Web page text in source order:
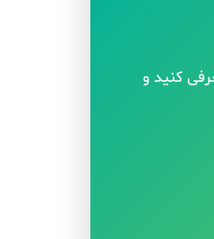
کنید و